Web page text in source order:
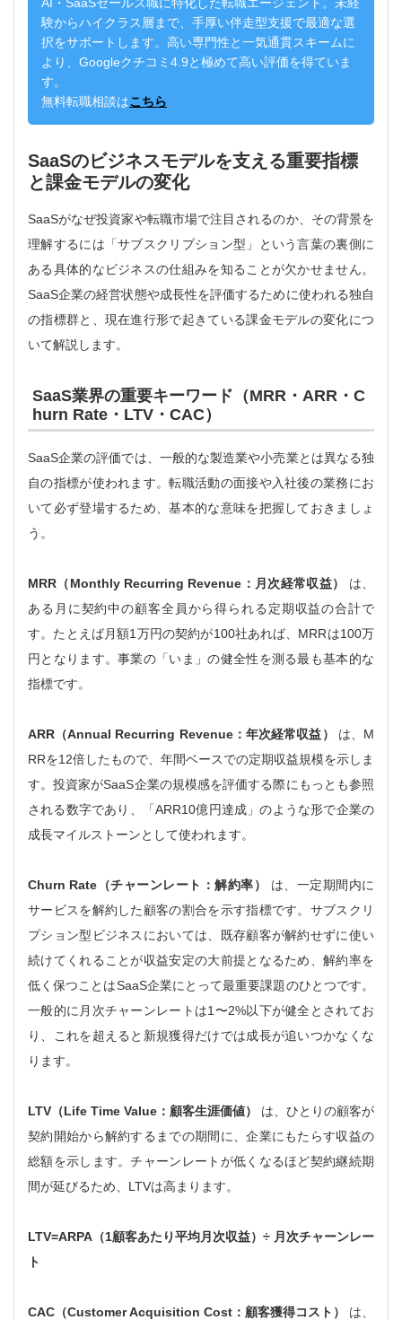
験からハイクラス層まで、手厚い伴走型支援で最適な選
択をサポートします。高い専門性と一気通貫スキームに
より、Googleクチコミ4.9と極めて高い評価を得ていま
す。
無料転職相談はこちら
SaaSのビジネスモデルを支える重要指標
と課金モデルの変化
SaaSがなぜ投資家や転職市場で注目されるのか、その背景を
理解するには「サブスクリプション型」という言葉の裏側に
ある具体的なビジネスの仕組みを知ることが欠かせません。
SaaS企業の経営状態や成長性を評価するために使われる独自
の指標群と、現在進行形で起きている課金モデルの変化につ
いて解説します。
SaaS業界の重要キーワード（MRR・ARR・C
hurn Rate・LTV・CAC）
SaaS企業の評価では、一般的な製造業や小売業とは異なる独
自の指標が使われます。転職活動の面接や入社後の業務にお
いて必ず登場するため、基本的な意味を把握しておきましょ
う。
MRR（Monthly Recurring Revenue：月次経常収益）
は、
ある月に契約中の顧客全員から得られる定期収益の合計で
す。たとえば月額1万円の契約が100社あれば、MRRは100万
円となります。事業の「いま」の健全性を測る最も基本的な
指標です。
ARR（Annual Recurring Revenue：年次経常収益）
は、M
RRを12倍したもので、年間ベースでの定期収益規模を示しま
す。投資家がSaaS企業の規模感を評価する際にもっとも参照
される数字であり、「ARR10億円達成」のような形で企業の
成長マイルストーンとして使われます。
Churn Rate（チャーンレート：解約率）
は、一定期間内に
サービスを解約した顧客の割合を示す指標です。サブスクリ
プション型ビジネスにおいては、既存顧客が解約せずに使い
続けてくれることが収益安定の大前提となるため、解約率を
低く保つことはSaaS企業にとって最重要課題のひとつです。
一般的に月次チャーンレートは1〜2%以下が健全とされてお
り、これを超えると新規獲得だけでは成長が追いつかなくな
ります。
LTV（Life Time Value：顧客生涯価値）
は、ひとりの顧客が
契約開始から解約するまでの期間に、企業にもたらす収益の
総額を示します。チャーンレートが低くなるほど契約継続期
間が延びるため、LTVは高まります。
LTV=ARPA（1顧客あたり平均月次収益）÷ 月次チャーンレー
ト
CAC（Customer Acquisition Cost：顧客獲得コスト）
は、